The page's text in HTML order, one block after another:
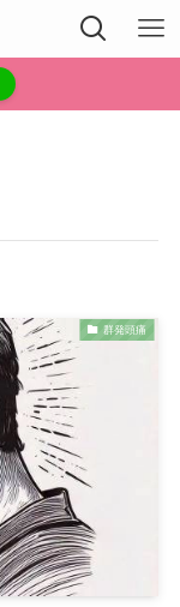
群発頭痛